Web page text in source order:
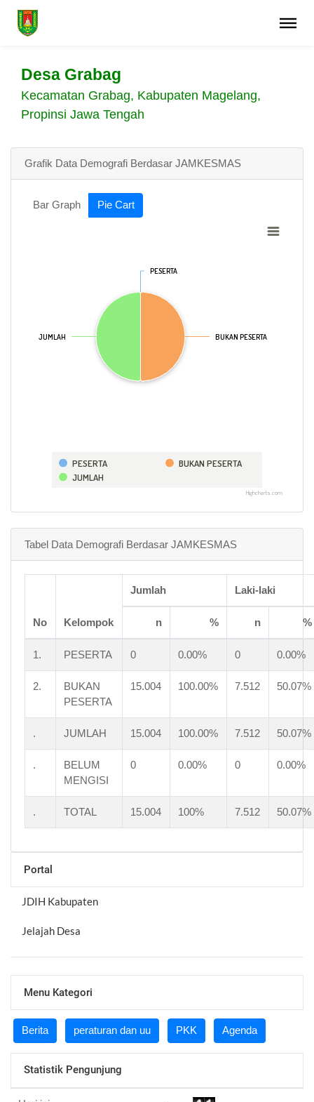
Desa Grabag
Kecamatan Grabag, Kabupaten Magelang,
Propinsi Jawa Tengah
Grafik Data Demografi Berdasar JAMKESMAS
Bar Graph Pie Cart
PESERTA
PESERTA
BUKAN PESERTA
BUKAN PESERTA
JUMLAH
JUMLAH
PESERTA
BUKAN PESERTA
JUMLAH
Highcharts.com
Tabel Data Demografi Berdasar JAMKESMAS
No Kelompok
Jumlah Laki-laki
n % n %
1. PESERTA 0 0.00% 0 0.00%
2.
BUKAN
PESERTA
15.004 100.00% 7.512 50.07%
. JUMLAH 15.004 100.00% 7.512 50.07%
.
BELUM
MENGISI
0 0.00% 0 0.00%
. TOTAL 15.004 100% 7.512 50.07%
Portal
JDIH Kabupaten
Jelajah Desa
Menu Kategori
Berita peraturan dan uu PKK Agenda
Statistik Pengunjung